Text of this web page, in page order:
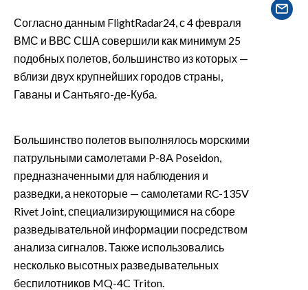
NECROLOGI
PUBBLICITÀ
SPIAGGE
STORE
Согласно данным FlightRadar24, с 4 февраля
ВМС и ВВС США совершили как минимум 25
подобных полетов, большинство из которых —
вблизи двух крупнейших городов страны,
Гаваны и Сантьяго-де-Куба.
Большинство полетов выполнялось морскими
патрульными самолетами P-8A Poseidon,
предназначенными для наблюдения и
разведки, а некоторые — самолетами RC-135V
Rivet Joint, специализирующимися на сборе
разведывательной информации посредством
анализа сигналов. Также использовались
несколько высотных разведывательных
беспилотников MQ-4C Triton.